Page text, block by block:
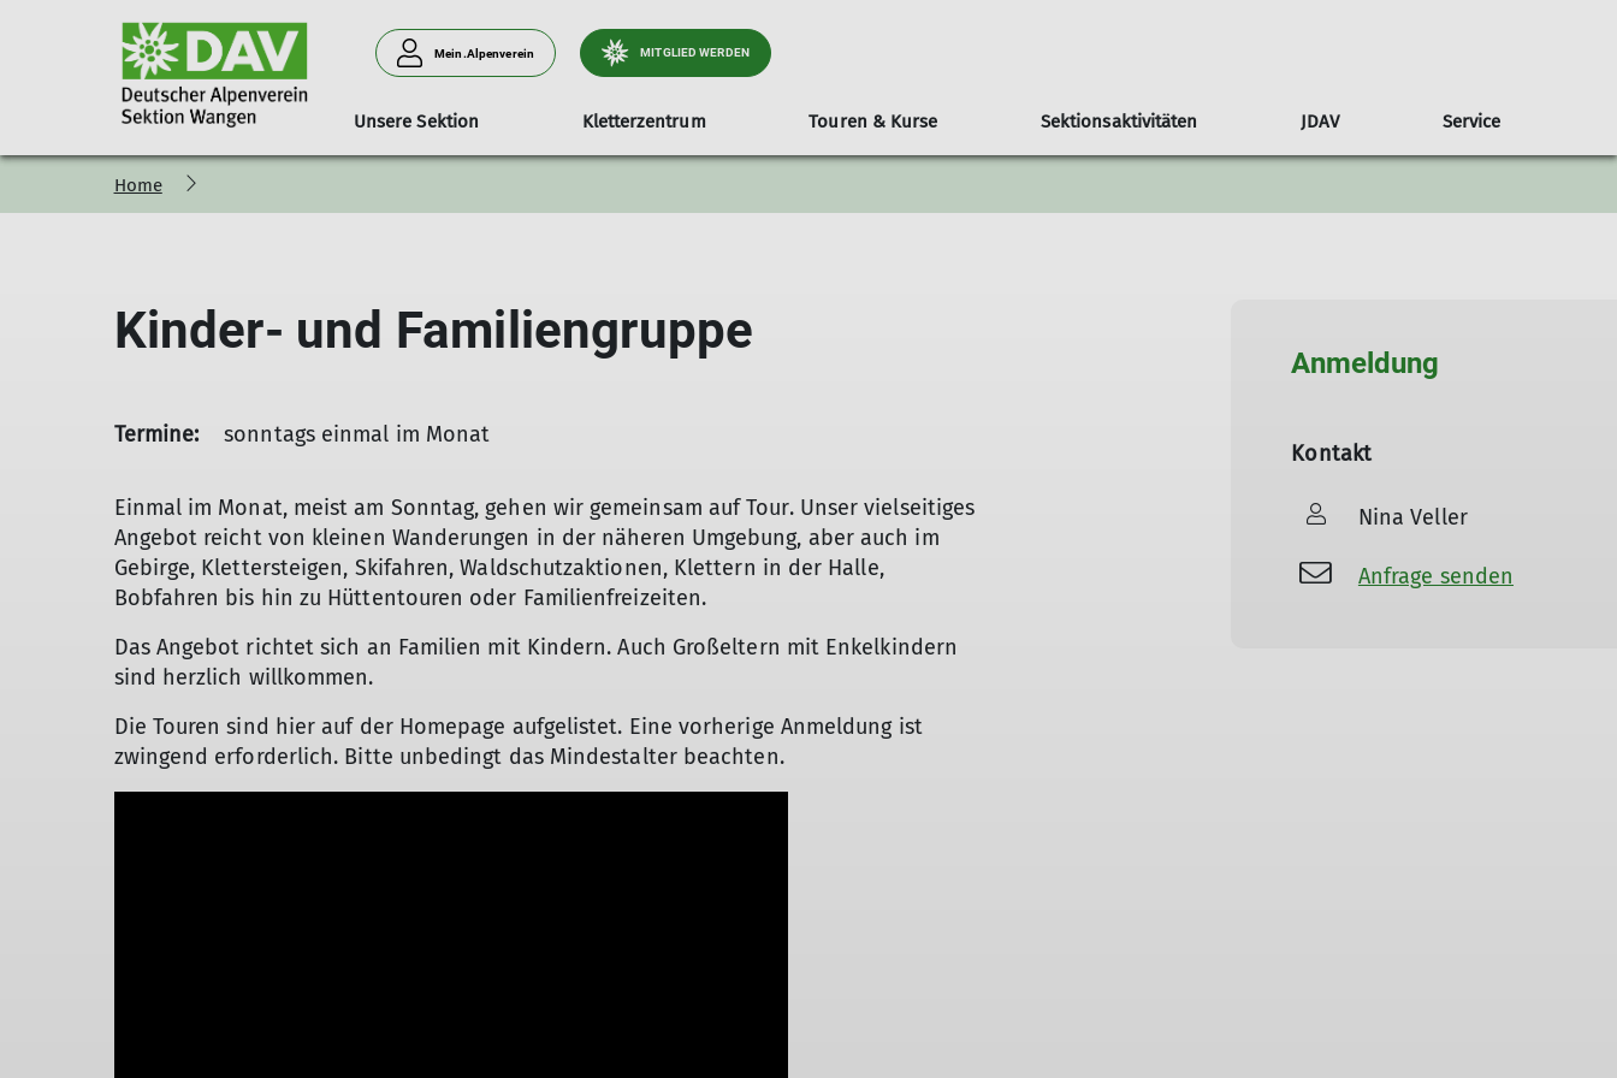
Mein.Alpenverein MITGLIED WERDEN
Unsere Sektion
Veranstaltungen Geschäftsstelle Unser Team Vereinszentrum Mitgliedschaft Ehrenamt
Kletterzentrum
Aktuell Betrieb
Wellpass
Kletterturm
Fundgrube
Kletterkurse Buchung Schulen Sponsoring Standort
Touren & Kurse
Tourenprogramm
Ausbildungsstruktur
Tourenberichte
Sektionsaktivitäten JDAV
Jugendgruppen Jugendausschuss
Service
Kontakt Newsletter Satzung Intern
Home
Kinder- und Familiengruppe
Termine: sonntags einmal im Monat
Einmal im Monat, meist am Sonntag, gehen wir gemeinsam auf Tour. Unser vielseitiges
Angebot reicht von kleinen Wanderungen in der näheren Umgebung, aber auch im
Gebirge, Klettersteigen, Skifahren, Waldschutzaktionen, Klettern in der Halle,
Bobfahren bis hin zu Hüttentouren oder Familienfreizeiten.
Das Angebot richtet sich an Familien mit Kindern. Auch Großeltern mit Enkelkindern
sind herzlich willkommen.
Die Touren sind hier auf der Homepage aufgelistet. Eine vorherige Anmeldung ist
zwingend erforderlich. Bitte unbedingt das Mindestalter beachten.
Anmeldung
Kontakt
Nina Veller
Anfrage senden